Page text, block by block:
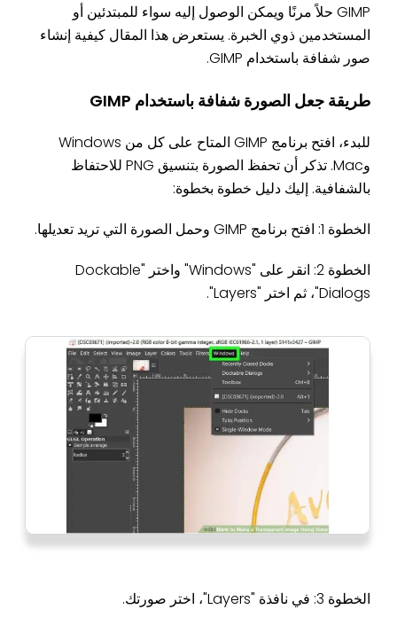
GIMP حلاً مرنًا ويمكن الوصول إليه سواء للمبتدئين أو
المستخدمين ذوي الخبرة. يستعرض هذا المقال كيفية إنشاء
صور شفافة باستخدام GIMP.
طريقة جعل الصورة شفافة باستخدام GIMP
للبدء، افتح برنامج GIMP المتاح على كل من Windows
وMac. تذكر أن تحفظ الصورة بتنسيق PNG للاحتفاظ
بالشفافية. إليك دليل خطوة بخطوة:
الخطوة 1: افتح برنامج GIMP وحمل الصورة التي تريد تعديلها.
الخطوة 2: انقر على "Windows" واختر "Dockable
Dialogs"، ثم اختر "Layers".
الخطوة 3: في نافذة "Layers"، اختر صورتك.